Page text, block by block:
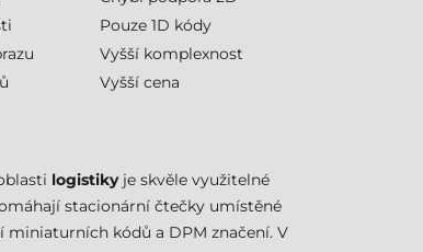
Pouze 1D kódy
Vyšší komplexnost
Vyšší cena
logistikyje skvěle využitelné
stacionární čtečky umístěné
kódů a DPM značení. V